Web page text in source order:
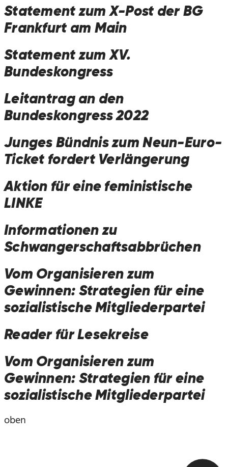
Statement zum X-Post der BG
Frankfurt am Main
Statement zum XV.
Bundeskongress
Leitantrag an den
Bundeskongress 2022
Junges Bündnis zum Neun-Euro-
Ticket fordert Verlängerung
Aktion für eine feministische
LINKE
Informationen zu
Schwangerschaftsabbrüchen
Vom Organisieren zum
Gewinnen: Strategien für eine
sozialistische Mitgliederpartei
Reader für Lesekreise
Vom Organisieren zum
Gewinnen: Strategien für eine
sozialistische Mitgliederpartei
oben